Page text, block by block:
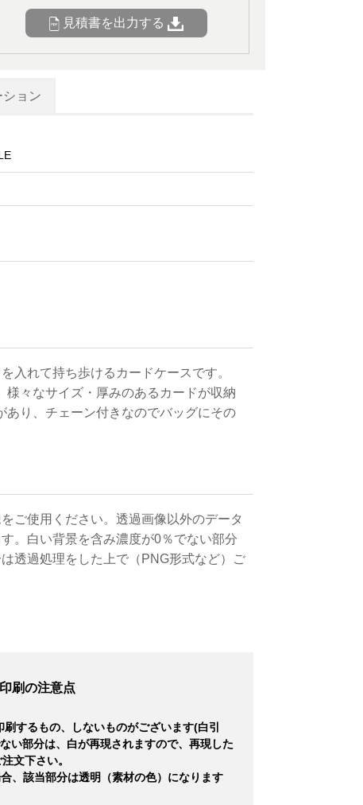
見積書を出力する
ション
入れて持ち歩けるカードケースです。
々なサイズ・厚みのあるカードが収納
り、チェーン付きなのでバッグにその
ご使用ください。透過画像以外のデータ
。白い背景を含み濃度が0％でない部分
透過処理をした上で（PNG形式など）ご
刷の注意点
するもの、しないものがございます(白引
い部分は、白が再現されますので、再現した
文下さい。
、該当部分は透明（素材の色）になります